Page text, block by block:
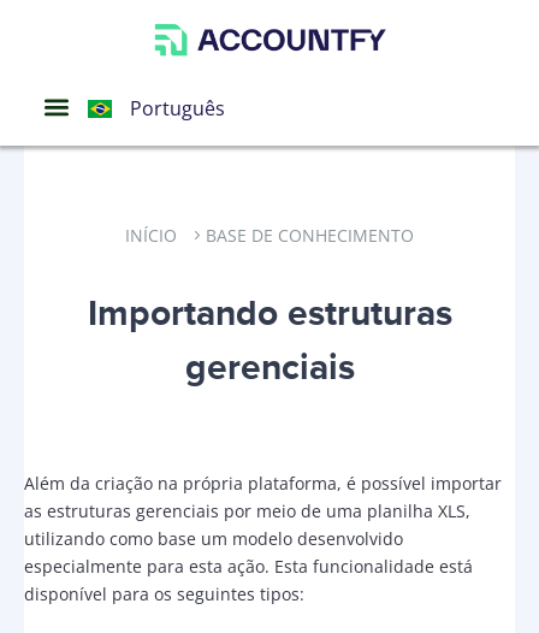
Português
English
INÍCIO BASE DE CONHECIMENTO
Importando estruturas
gerenciais
Além da criação na própria plataforma, é possível importar
as estruturas gerenciais por meio de uma planilha XLS,
utilizando como base um modelo desenvolvido
especialmente para esta ação. Esta funcionalidade está
disponível para os seguintes tipos: